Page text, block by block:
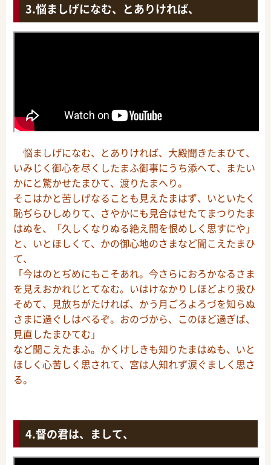
悩ましげになむ、とありければ、
悩ましげになむ、とありければ、大殿聞きたまひて、
いみじく御心を尽くしたまふ御事にうち添へて、またい
かにと驚かせたまひて、渡りたまへり。
そこはかと苦しげなることも見えたまはず、いといたく
恥ぢらひしめりて、さやかにも見合はせたてまつりたま
はぬを、「久しくなりぬる絶え間を恨めしく思すにや」
と、いとほしくて、かの御心地のさまなど聞こえたまひ
て、
「今はのとぢめにもこそあれ。今さらにおろかなるさま
を見えおかれじとてなむ。いはけなかりしほどより扱ひ
そめて、見放ちがたければ、かう月ごろよろづを知らぬ
さまに過ぐしはべるぞ。おのづから、このほど過ぎば、
見直したまひてむ」
など聞こえたまふ。かくけしきも知りたまはぬも、いと
ほしく心苦しく思されて、宮は人知れず涙ぐましく思さ
る。
督の君は、まして、